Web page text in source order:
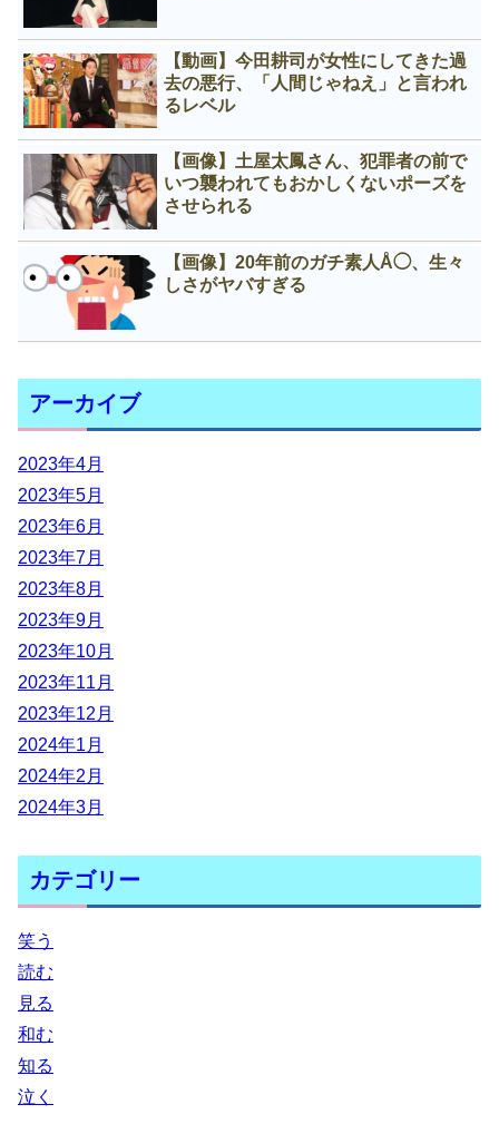
【動画】今田耕司が女性にしてきた過
去の悪行、「人間じゃねえ」と言われ
るレベル
【画像】土屋太鳳さん、犯罪者の前で
いつ襲われてもおかしくないポーズを
させられる
【画像】20年前のガチ素人Å◯、生々
しさがヤバすぎる
アーカイブ
2023年4月
2023年5月
2023年6月
2023年7月
2023年8月
2023年9月
2023年10月
2023年11月
2023年12月
2024年1月
2024年2月
2024年3月
カテゴリー
笑う
読む
見る
和む
知る
泣く